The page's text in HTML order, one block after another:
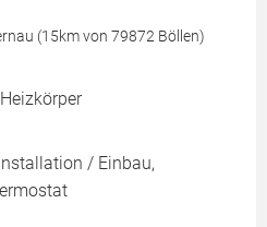
(15km von 79872 Böllen)
/ Einbau,